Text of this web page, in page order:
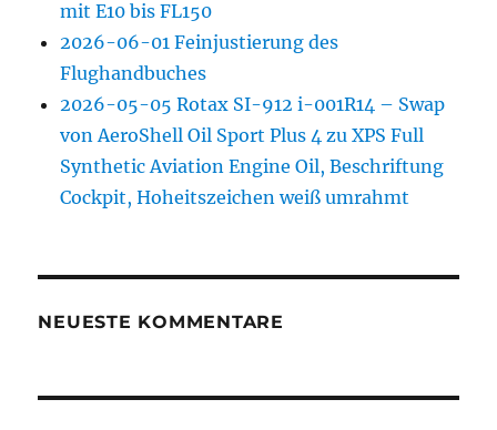
mit E10 bis FL150
2026-06-01 Feinjustierung des
Flughandbuches
2026-05-05 Rotax SI-912 i-001R14 – Swap
von AeroShell Oil Sport Plus 4 zu XPS Full
Synthetic Aviation Engine Oil, Beschriftung
Cockpit, Hoheitszeichen weiß umrahmt
NEUESTE KOMMENTARE